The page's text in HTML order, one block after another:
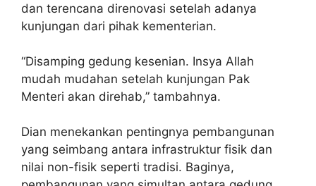
dan terencana direnovasi setelah adanya
kunjungan dari pihak kementerian.
“Disamping gedung kesenian. Insya Allah
mudah mudahan setelah kunjungan Pak
Menteri akan direhab,” tambahnya.
Dian menekankan pentingnya pembangunan
yang seimbang antara infrastruktur fisik dan
nilai non-fisik seperti tradisi. Baginya,